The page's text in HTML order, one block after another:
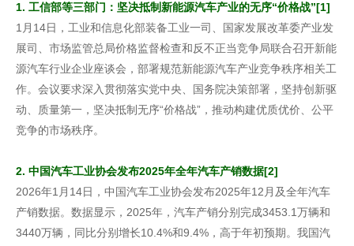
1. 工信部等三部门：坚决抵制新能源汽车产业的无序“价格战”[1]
1月14日，工业和信息化部装备工业一司、国家发展改革委产业发
展司、市场监管总局价格监督检查和反不正当竞争局联合召开新能
源汽车行业企业座谈会，部署规范新能源汽车产业竞争秩序相关工
作。会议要求深入贯彻落实党中央、国务院决策部署，坚持创新驱
动、质量第一，坚决抵制无序“价格战”，推动构建优质优价、公平
竞争的市场秩序。
2. 中国汽车工业协会发布2025年全年汽车产销数据[2]
2026年1月14日，中国汽车工业协会发布2025年12月及全年汽车
产销数据。数据显示，2025年，汽车产销分别完成3453.1万辆和
3440万辆，同比分别增长10.4%和9.4%，高于年初预期。我国汽